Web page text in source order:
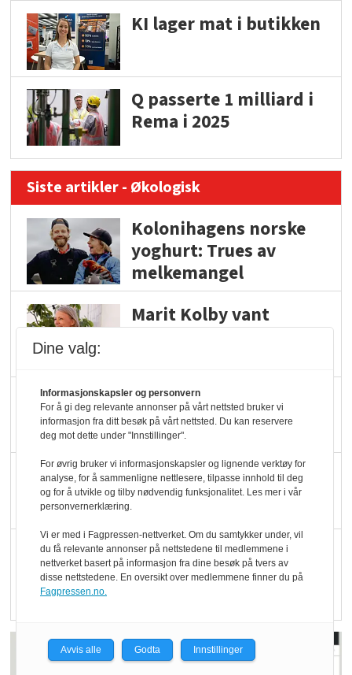
KI lager mat i butikken
Q passerte 1 milliard i
Rema i 2025
Siste artikler - Økologisk
Kolonihagens norske
yoghurt: Trues av
melkemangel
Marit Kolby vant
Blir enklere å velge
økologisk i butikkhylla
Kolonihagen sliter
med å få tak i nok melk
Rapport: Økokundene
er klare! Er markedet
Dine valg:
Informasjonskapsler og personvern
For å gi deg relevante annonser på vårt nettsted bruker vi
informasjon fra ditt besøk på vårt nettsted. Du kan reservere
deg mot dette under "Innstillinger".
For øvrig bruker vi informasjonskapsler og lignende verktøy for
analyse, for å sammenligne nettlesere, tilpasse innhold til deg
og for å utvikle og tilby nødvendig funksjonalitet. Les mer i vår
personvernerklæring.
Vi er med i Fagpressen-nettverket. Om du samtykker under, vil
du få relevante annonser på nettstedene til medlemmene i
nettverket basert på informasjon fra dine besøk på tvers av
disse nettstedene. En oversikt over medlemmene finner du på
Fagpressen.no.
Avvis alle Godta Innstillinger